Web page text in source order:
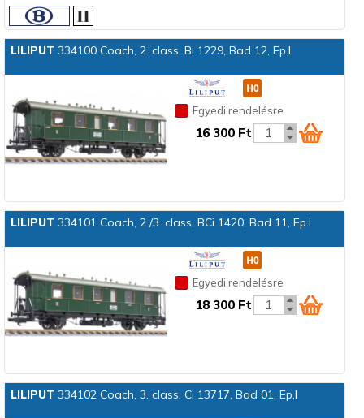
LILIPUT 334100 Coach, 2. class, Bi 1229, Bad 12, Ep.I
Egyedi rendelésre
16 300 Ft
LILIPUT 334101 Coach, 2./3. class, BCi 1420, Bad 11, Ep.I
Egyedi rendelésre
18 300 Ft
LILIPUT 334102 Coach, 3. class, Ci 13717, Bad 01, Ep.I